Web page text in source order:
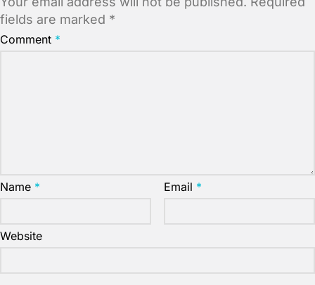
fields are marked *
Comment *
Name * Email *
Website